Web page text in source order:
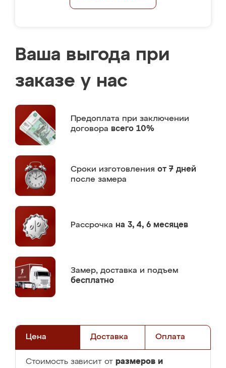
Ваша выгода при
заказе у нас
Предоплата при заключении
договора всего 10%
Сроки изготовления от 7 дней
после замера
Рассрочка на 3, 4, 6 месяцев
Замер, доставка и подъем
бесплатно
Цена Доставка Оплата
Стоимость зависит от размеров и